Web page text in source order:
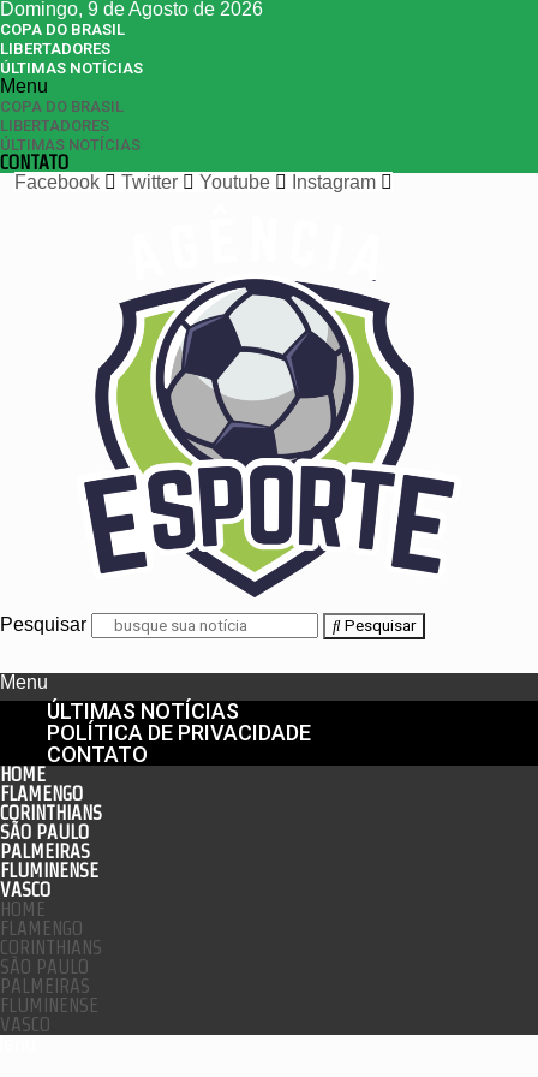
Domingo, 9 de Agosto de 2026
COPA DO BRASIL
LIBERTADORES
ÚLTIMAS NOTÍCIAS
Menu
COPA DO BRASIL
LIBERTADORES
ÚLTIMAS NOTÍCIAS
CONTATO
Facebook
Twitter Youtube Instagram
Pesquisar Pesquisar
Menu
ÚLTIMAS NOTÍCIAS
POLÍTICA DE PRIVACIDADE
CONTATO
HOME
FLAMENGO
CORINTHIANS
SÃO PAULO
PALMEIRAS
FLUMINENSE
VASCO
HOME
FLAMENGO
CORINTHIANS
SÃO PAULO
PALMEIRAS
FLUMINENSE
VASCO